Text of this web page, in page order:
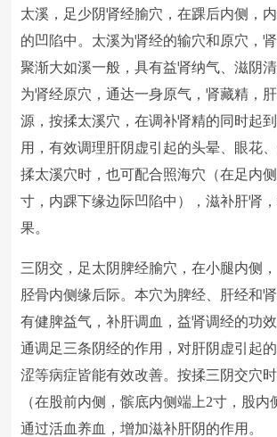
太溪，足少阴肾经腧穴，在踝后内侧，
的凹陷中。太溪为肾经的输穴和原穴，
聚渐大如溪一般，具有益肾纳气、滋阴
为肾经原穴，通达一身原气，肾藏精，
源，按揉太溪穴，在调补肾精的同时起
用，有效调理肝阴虚引起的头晕、眼花
揉太溪穴时，也可配合照海穴（在足内
寸，内踝下缘边际凹陷中），滋补肝肾
果。
三阴交，足太阴脾经腧穴，在小腿内侧，
胫骨内侧缘后际。本穴为脾经、肝经和
有健脾益气，补肝调血，益肾调经的功
通调足三条阴经的作用，对肝阴虚引起
涩等病症皆能有效改善。按揉三阴交穴
（在股前内侧，髌底内侧端上2寸，股内
通过活血养血，增加滋补肝阴的作用。